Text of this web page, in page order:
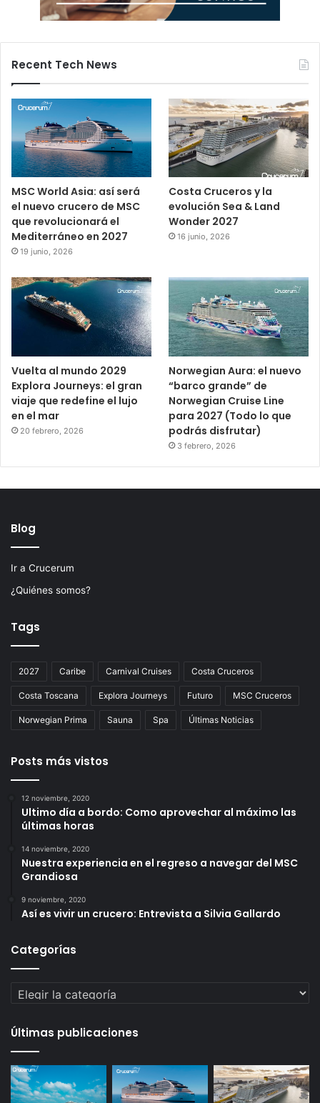
Recent Tech News
MSC World Asia: así será
el nuevo crucero de MSC
que revolucionará el
Mediterráneo en 2027
19 junio, 2026
Costa Cruceros y la
evolución Sea & Land
Wonder 2027
16 junio, 2026
Vuelta al mundo 2029
Explora Journeys: el gran
viaje que redefine el lujo
en el mar
20 febrero, 2026
Norwegian Aura: el nuevo
“barco grande” de
Norwegian Cruise Line
para 2027 (Todo lo que
podrás disfrutar)
3 febrero, 2026
Blog
Ir a Crucerum
¿Quiénes somos?
Tags
2027 Caribe Carnival Cruises Costa Cruceros
Costa Toscana Explora Journeys Futuro MSC Cruceros
Norwegian Prima Sauna Spa Últimas Noticias
Posts más vistos
12 noviembre, 2020
Ultimo día a bordo: Como aprovechar al máximo las
últimas horas
14 noviembre, 2020
Nuestra experiencia en el regreso a navegar del MSC
Grandiosa
9 noviembre, 2020
Así es vivir un crucero: Entrevista a Silvia Gallardo
Categorías
Categorías
Últimas publicaciones